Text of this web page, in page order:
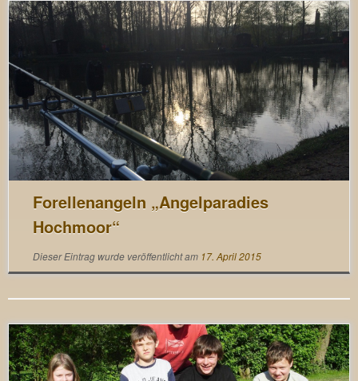
Forellenangeln „Angelparadies
Hochmoor“
Dieser Eintrag wurde veröffentlicht am 17. April 2015